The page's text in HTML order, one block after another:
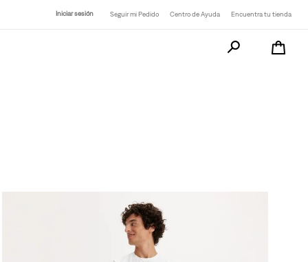
Iniciar sesión Seguir mi Pedido Centro de Ayuda Encuentra tu tienda
Busca tu producto